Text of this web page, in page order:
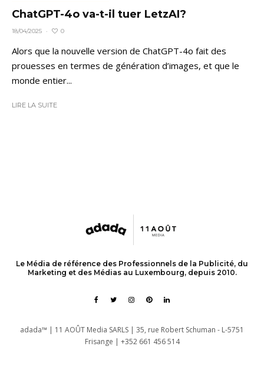
ChatGPT-4o va-t-il tuer LetzAI?
18/04/2025 · 0
Alors que la nouvelle version de ChatGPT-4o fait des
prouesses en termes de génération d’images, et que le
monde entier...
LIRE LA SUITE
Le Média de référence des Professionnels de la Publicité, du
Marketing et des Médias au Luxembourg, depuis 2010.
adada™ | 11 AOÛT Media SARLS | 35, rue Robert Schuman - L-5751
Frisange | +352 661 456 514